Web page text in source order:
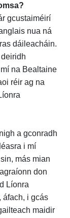
gcustaiméirí
nua ná
dáileacháin.
na Bealtaine
réir ag na
a gconradh
i mí
más mian
don
Líonra
áfach, i gcás
maidir